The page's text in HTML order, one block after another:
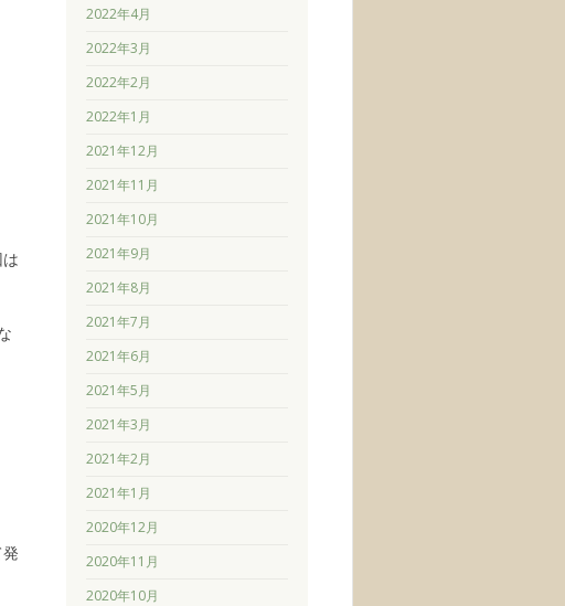
2022年4月
2022年3月
2022年2月
2022年1月
2021年12月
2021年11月
2021年10月
2021年9月
2021年8月
2021年7月
2021年6月
2021年5月
2021年3月
2021年2月
2021年1月
2020年12月
2020年11月
2020年10月